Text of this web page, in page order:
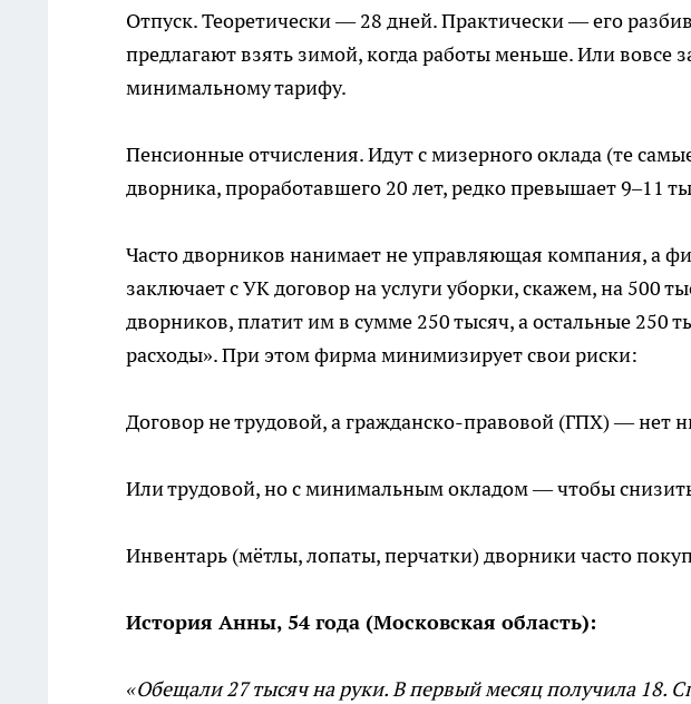
Отпуск. Теоретически — 28 дней. Практически — его
предлагают взять зимой, когда работы меньше. Или
минимальному тарифу.
Пенсионные отчисления. Идут с мизерного оклада (те
дворника, проработавшего 20 лет, редко превышает 9–11
Часто дворников нанимает не управляющая компания, а
заключает с УК договор на услуги уборки, скажем, на 500
дворников, платит им в сумме 250 тысяч, а остальные 250
расходы». При этом фирма минимизирует свои риски:
Договор не трудовой, а гражданско-правовой (ГПХ) — нет
Или трудовой, но с минимальным окладом — чтобы
Инвентарь (мётлы, лопаты, перчатки) дворники часто
История Анны, 54 года (Московская область):
«Обещали 27 тысяч на руки. В первый месяц получила 18.